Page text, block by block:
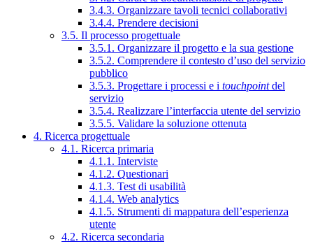
3.4.3. Organizzare tavoli tecnici collaborativi
3.4.4. Prendere decisioni
3.5. Il processo progettuale
3.5.1. Organizzare il progetto e la sua gestione
3.5.2. Comprendere il contesto d’uso del servizio
pubblico
3.5.3. Progettare i processi e i touchpointdel
servizio
3.5.4. Realizzare l’interfaccia utente del servizio
3.5.5. Validare la soluzione ottenuta
4. Ricerca progettuale
4.1. Ricerca primaria
4.1.1. Interviste
4.1.2. Questionari
4.1.3. Test di usabilità
4.1.4. Web analytics
4.1.5. Strumenti di mappatura dell’esperienza
utente
4.2. Ricerca secondaria